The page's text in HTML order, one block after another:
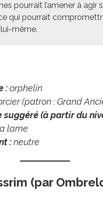
pourrait l’amener à agir
qui pourrait
même.
:orphelin
(patron : Grand
suggéré (à partir du
lame
:neutre
(par